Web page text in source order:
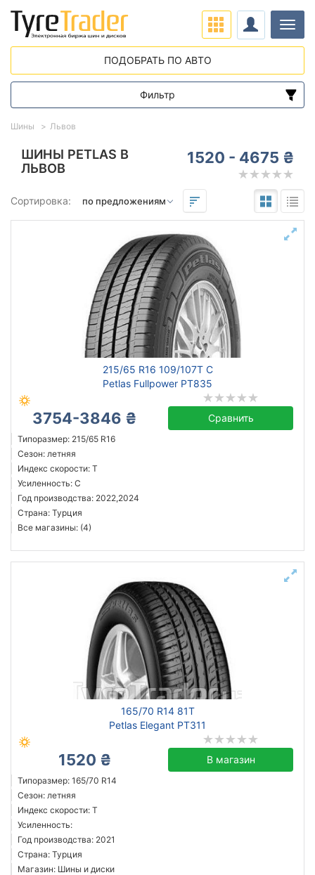
ШИНЫ PETLAS В
ЛЬВОВ
1520 - 4675 ₴
Сортировка:
215/65 R16 109/107T C
Petlas Fullpower PT835
3754-3846 ₴ Сравнить
Типоразмер: 215/65 R16
Сезон: летняя
Индекс скорости: T
Усиленность: C
Год производства: 2022,2024
Страна: Турция
Все магазины: (4)
165/70 R14 81T
Petlas Elegant PT311
1520 ₴ В магазин
Типоразмер: 165/70 R14
Сезон: летняя
Индекс скорости: T
Усиленность:
Год производства: 2021
Страна: Турция
Магазин: Шины и диски
Шины Львов
ПОДОБРАТЬ ПО АВТО
Фильтр
Диапазон цен
от
Тип транспортного средства
Усиленная шина
Год производства
Страна производства
Сбросить Подобрать